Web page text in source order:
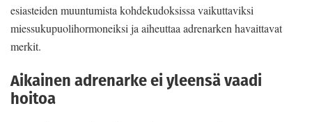
esiasteiden muuntumista kohdekudoksissa vaikuttaviksi
miessukupuolihormoneiksi ja aiheuttaa adrenarken havaittavat
merkit.
Aikainen adrenarke ei yleensä vaadi
hoitoa